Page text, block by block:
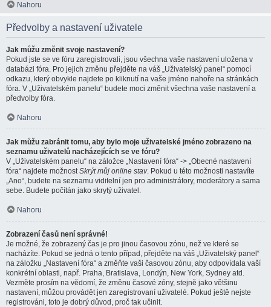
Nahoru
Předvolby a nastavení uživatele
Jak můžu změnit svoje nastavení?
Pokud jste se ve fóru zaregistrovali, jsou všechna vaše nastavení uložena v
databázi fóra. Pro jejich změnu přejděte na váš „Uživatelský panel“ pomocí
odkazu, který obvykle najdete po kliknutí na vaše jméno nahoře na stránkách
fóra. V „Uživatelském panelu“ budete moci změnit všechna vaše nastavení a
předvolby fóra.
Nahoru
Jak můžu zabránit tomu, aby bylo moje uživatelské jméno zobrazeno na
seznamu uživatelů nacházejících se ve fóru?
V „Uživatelském panelu“ na záložce „Nastavení fóra“ -> „Obecné nastavení
fóra“ najdete možnostSkrýt můj online stav. Pokud u této možnosti nastavíte
„Ano“, budete na seznamu viditelní jen pro administrátory, moderátory a sama
sebe. Budete počítán jako skrytý uživatel.
Nahoru
Zobrazení časů není správné!
Je možné, že zobrazený čas je pro jinou časovou zónu, než ve které se
nacházíte. Pokud se jedná o tento případ, přejděte na váš „Uživatelský panel“
na záložku „Nastavení fóra“ a změňte vaši časovou zónu, aby odpovídala vaší
konkrétní oblasti, např. Praha, Bratislava, Londýn, New York, Sydney atd.
Vezměte prosím na vědomí, že změnu časové zóny, stejně jako většinu
nastavení, můžou provádět jen zaregistrovaní uživatelé. Pokud ještě nejste
registrováni, toto je dobrý důvod, proč tak učinit.